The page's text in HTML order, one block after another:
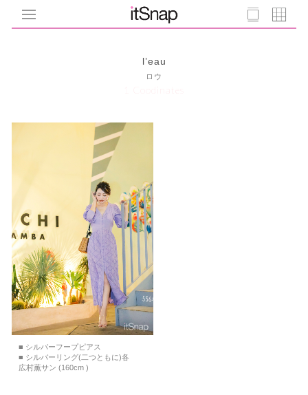
l’eau
ロウ
1 Coodinates
■ シルバーフープピアス
■ シルバーリング(二つともに)各
広村薫サン (160cm )